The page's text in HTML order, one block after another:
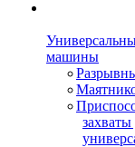
машины
захваты